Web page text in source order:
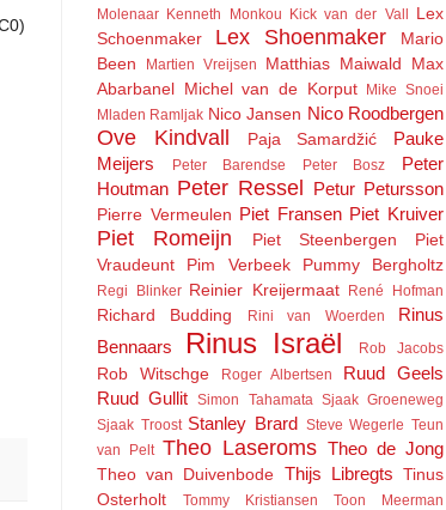
Molenaar Kenneth Monkou Kick van der Vall Lex
Schoenmaker
Lex Shoenmaker
Mario
Been
Martien Vreijsen Matthias Maiwald
Max
Abarbanel Michel van de Korput Mike Snoei
Mladen Ramljak Nico Jansen Nico Roodbergen
Ove Kindvall Paja Samardžić
Pauke
Meijers
Peter Barendse Peter Bosz
Peter
Houtman Peter Ressel Petur Petursson
Pierre Vermeulen Piet Fransen Piet Kruiver
Piet Romeijn Piet Steenbergen
Piet
Vraudeunt
Pim Verbeek Pummy Bergholtz
Regi Blinker Reinier Kreijermaat René Hofman
Richard Budding Rini van Woerden
Rinus
Bennaars
Rinus Israël Rob Jacobs
Rob Witschge Roger Albertsen
Ruud Geels
Ruud Gullit
Simon Tahamata Sjaak Groeneweg
Sjaak Troost Stanley Brard Steve Wegerle Teun
van Pelt Theo Laseroms Theo de Jong
Theo van Duivenbode Thijs Libregts
Tinus
Osterholt
Tommy Kristiansen Toon Meerman